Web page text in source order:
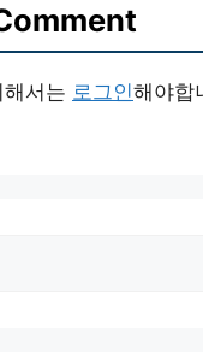
서는 로그인해야합